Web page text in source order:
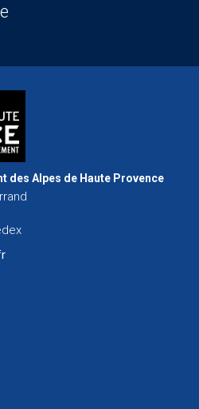
des Alpes de Haute Provence